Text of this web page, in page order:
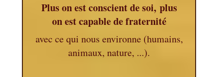
Plus on est conscient de soi, plus
on est capable de fraternité
avec ce qui nous environne (humains,
animaux, nature, ...).